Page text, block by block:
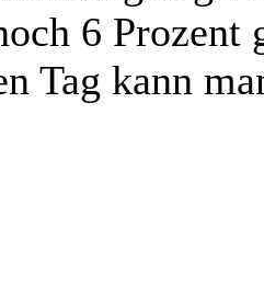
6 Prozent
Tag kann